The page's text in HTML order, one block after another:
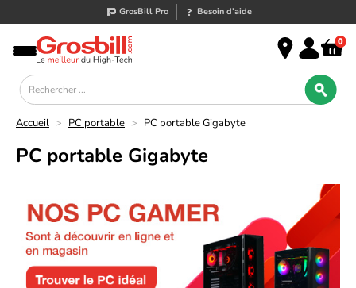
GrosBill Pro Besoin d’aide
0
Accueil > PC portable > PC portable Gigabyte
PC portable Gigabyte